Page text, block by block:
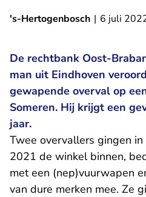
's-Hertogenbosch | 6 juli
De rechtbank Oost-
man uit Eindhoven
gewapende overval op
Someren. Hij krijgt een
jaar.
Twee overvallers gingen
2021 de winkel binnen,
met een (nep)vuurwapen
van dure merken mee. Ze